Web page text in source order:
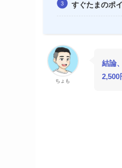
すぐたまのポ
ちょも
結論
2,500